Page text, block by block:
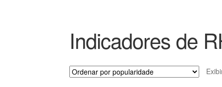
Indicadores de